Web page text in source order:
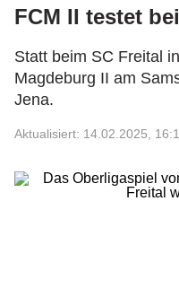
FCM II testet
Statt beim SC Freital
Magdeburg II am
Jena.
Aktualisiert: 14.02.2025,